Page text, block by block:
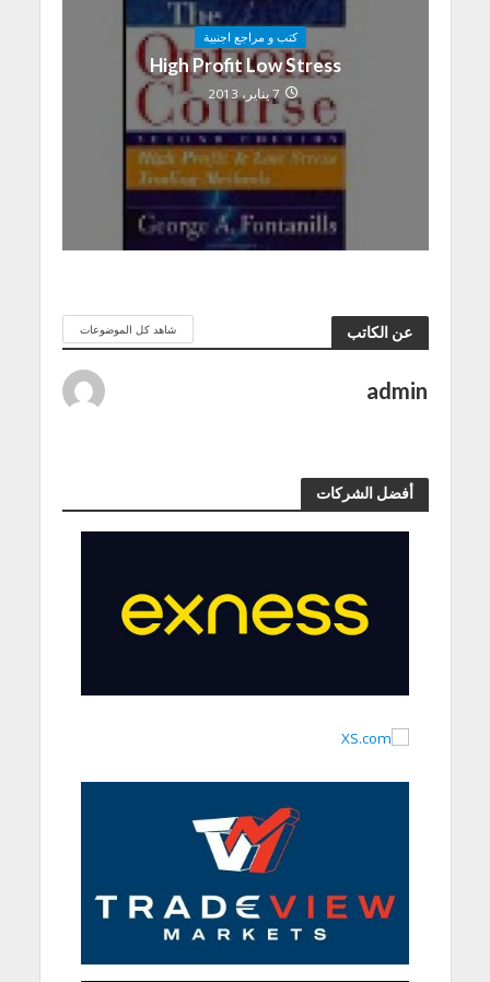
كتب و مراجع اجنبية
High Profit Low Stress
7 يناير، 2013
عن الكاتب شاهد كل الموضوعات
admin
أفضل الشركات